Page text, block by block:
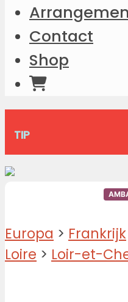
Contact
Shop
TIP
Europa > Frankrijk
Loire > Loir-et-